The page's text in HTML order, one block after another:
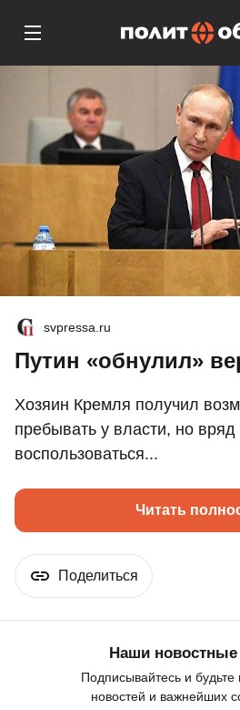
svpressa.ru
Путин «обнулил»
Хозяин Кремля получил
пребывать у власти, но
воспользоваться...
Читать
Поделиться
Наши
Подписывайтесь и будьте
новостей и важнейших